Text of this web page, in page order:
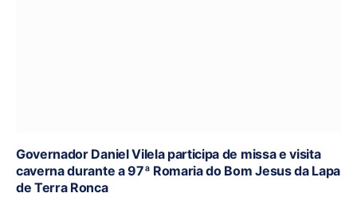
Governador Daniel Vilela participa de missa e visita
caverna durante a 97ª Romaria do Bom Jesus da Lapa
de Terra Ronca